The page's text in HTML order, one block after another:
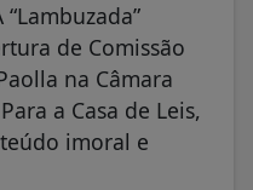
“Lambuzada”
de Comissão
na Câmara
a Casa de Leis,
imoral e